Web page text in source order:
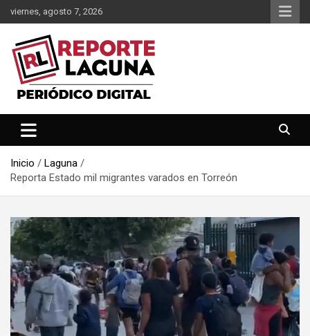
Saltar
al
contenido
viernes, agosto 7, 2026
Reporte Laguna
Inicio
Laguna
Reporta Estado mil migrantes varados en Torreón